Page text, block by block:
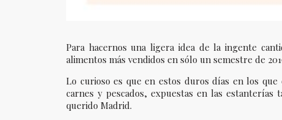
Para hacernos una ligera idea de la ingente
alimentos más vendidos en sólo un semestre de
Lo curioso es que en estos duros días en los
carnes y pescados, expuestas en las
querido Madrid.